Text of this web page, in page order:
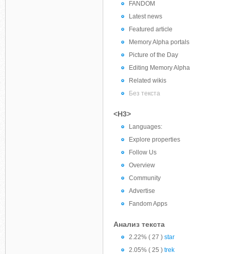
FANDOM
Latest news
Featured article
Memory Alpha portals
Picture of the Day
Editing Memory Alpha
Related wikis
Без текста
<H3>
Languages:
Explore properties
Follow Us
Overview
Community
Advertise
Fandom Apps
Анализ текста
2.22% ( 27 ) star
2.05% ( 25 ) trek